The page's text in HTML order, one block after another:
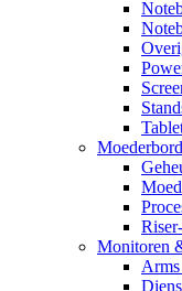
Monitoren